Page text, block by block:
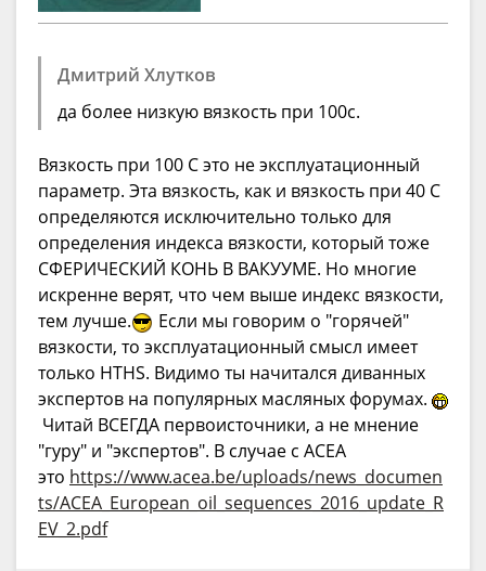
Дмитрий Хлутков
да более низкую вязкость при 100с.
Вязкость при 100 С это не эксплуатационный
параметр. Эта вязкость, как и вязкость при 40 С
определяются исключительно только для
определения индекса вязкости, который тоже
СФЕРИЧЕСКИЙ КОНЬ В ВАКУУМЕ. Но многие
искренне верят, что чем выше индекс вязкости,
тем лучше.
Если мы говорим о "горячей"
вязкости, то эксплуатационный смысл имеет
только HTHS. Видимо ты начитался диванных
экспертов на популярных масляных форумах.
Читай ВСЕГДА первоисточники, а не мнение
"гуру" и "экспертов". В случае с ACEA
это https://www.acea.be/uploads/news_documen
ts/ACEA_European_oil_sequences_2016_update_R
EV_2.pdf